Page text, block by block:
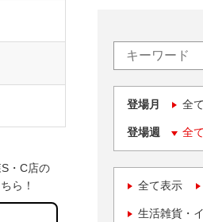
登場月 全
登場週 全
全て表示
生活雑貨・
・C店の
ら！